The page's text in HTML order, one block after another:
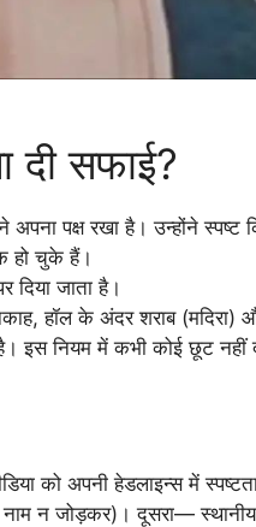
दी सफाई?
अपना पक्ष रखा है। उन्होंने स्पष्ट
हो चुके हैं।
दिया जाता है।
हॉल के अंदर शराब (मदिरा)
इस नियम में कभी कोई छूट नहीं
को अपनी हेडलाइन्स में
नाम न जोड़कर)। दूसरा—